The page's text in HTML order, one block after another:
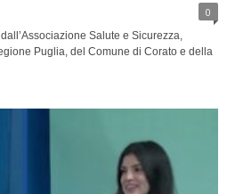
0
Salute e Sicurezza,
Puglia, del Comune di Corato e della